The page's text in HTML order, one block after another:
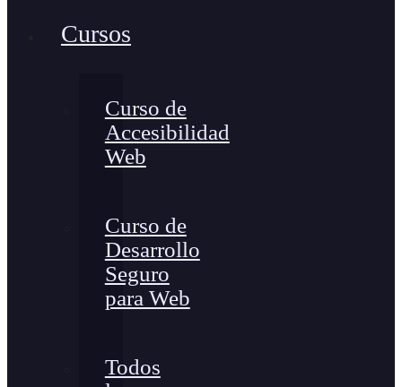
Cursos
Curso de
Accesibilidad
Web
Curso de
Desarrollo
Seguro
para Web
Todos